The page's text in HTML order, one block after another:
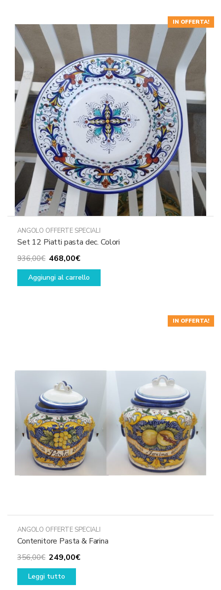
IN OFFERTA!
ANGOLO OFFERTE SPECIALI
Set 12 Piatti pasta dec. Colori
936,00€ Il
prezzo
originale
468,00€Il
prezzo
attuale
Aggiungi al carrello
IN OFFERTA!
ANGOLO OFFERTE SPECIALI
Contenitore Pasta & Farina
356,00€ Il
prezzo
originale
249,00€Il
Leggi tutto